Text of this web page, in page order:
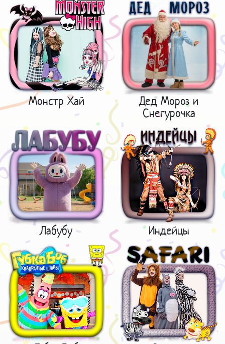
Монстр Хай
Дед Мороз и
Снегурочка
Лабубу Индейцы